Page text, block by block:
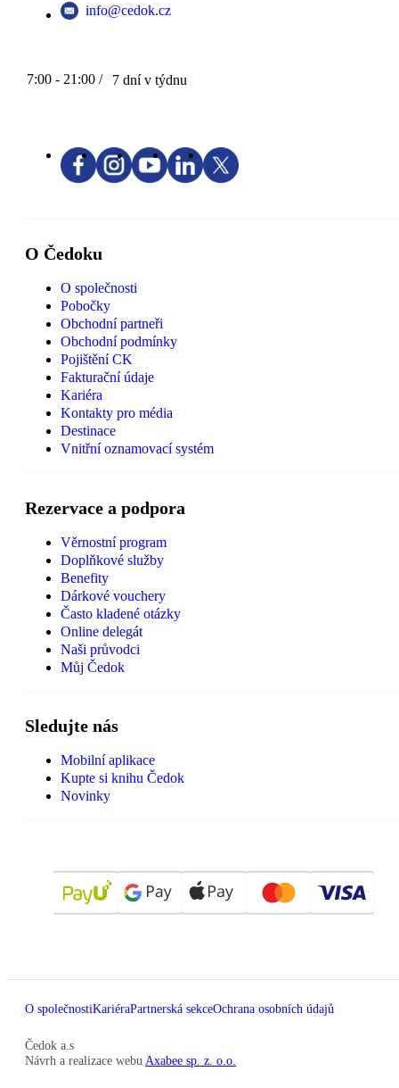
info@cedok.cz
7:00 - 21:00 / 7 dní v týdnu
O Čedoku
O společnosti
Pobočky
Obchodní partneři
Obchodní podmínky
Pojištění CK
Fakturační údaje
Kariéra
Kontakty pro média
Destinace
Vnitřní oznamovací systém
Rezervace a podpora
Věrnostní program
Doplňkové služby
Benefity
Dárkové vouchery
Často kladené otázky
Online delegát
Naši průvodci
Můj Čedok
Sledujte nás
Mobilní aplikace
Kupte si knihu Čedok
Novinky
O společnostiKariéraPartnerská sekceOchrana osobních údajů
Čedok a.s
Návrh a realizace webu Axabee sp. z. o.o.